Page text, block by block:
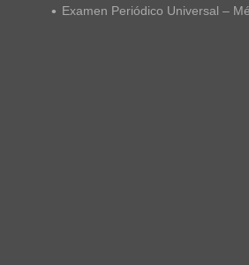
Examen Periódico Universal –